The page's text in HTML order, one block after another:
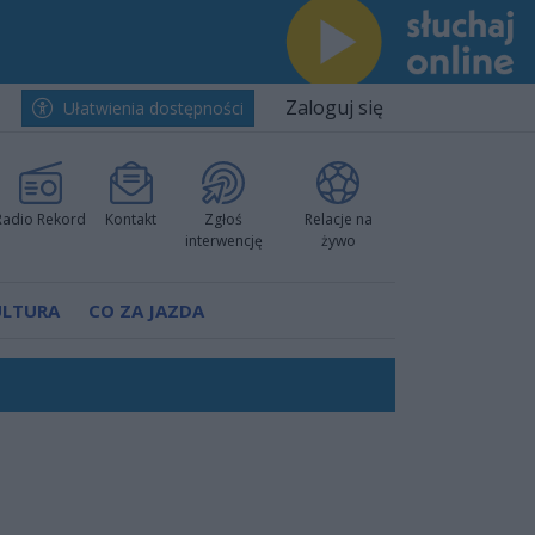
Ułatwienia dostępności Zaloguj się
Rekord Kontakt
Zgłoś
interwencję
Relacje na
żywo
CO ZA JAZDA